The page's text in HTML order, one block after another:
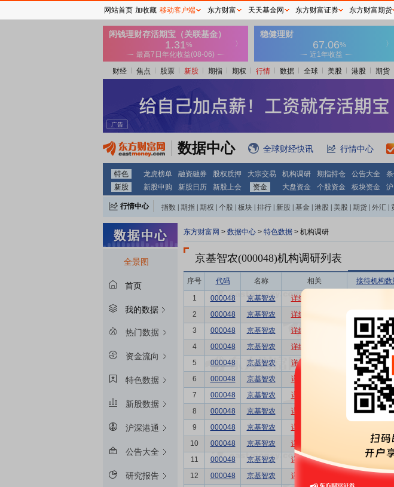
财经 焦点 股票 新股 期指 期权 行情 数据 全球 美股 港股 期货
数据中心 全球财经快讯 行情中心
特色 龙虎榜单 融资融券 股权质押 大宗交易 机构调研 期指持仓 公告大全
新股
新股申购 新股日历 新股上会 资金 大盘资金 个股资金 板块资金
行情中心 指数 期指 期权 个股 板块 排行 新股 基金 港股 美股 期货 外汇
全景图
首页
我的数据
热门数据
资金流向
特色数据
新股数据
沪深港通
公告大全
研究报告
东方财富网 > 数据中心 > 特色数据 > 机构调研
京基智农(000048)机构调研列表
序号 代码 名称 相关 接待机构数
1 000048 京基智农 详细
2
000048 京基智农 详细
3
000048 京基智农 详细 24
4
000048 京基智农 详细 7
5
000048 京基智农 详细 7
6
000048 京基智农 详细 62
7
000048 京基智农 详细 1
8
000048 京基智农 详细 37
9
000048 京基智农 详细
10
000048 京基智农 详细 28
11
000048 京基智农 详细 数据 股吧 6
12
000048 京基智农 详细 9
网站首页 加收藏 移动客户端 东方财富 天天基金网 东方财富证券 东方财富期货